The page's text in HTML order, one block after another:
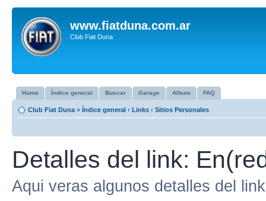
www.fiatduna.com.ar
Club Fiat Duna
Home Índice general Buscar Garage Album FAQ
Club Fiat Duna » Índice general ‹ Links ‹ Sitios Personales
Detalles del link:
Aqui veras algunos detalles del